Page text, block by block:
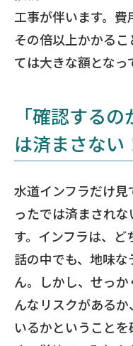
工事が伴います。
その倍以上かかる
ては大きな額となっ
「確認する
は済まさない
水道インフラだけ
ったでは済まされ
す。インフラは、
話の中でも、地味
ん。しかし、せっ
んなリスクがある
いるかということ